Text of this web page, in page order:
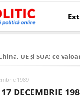
UE și SUA: ce
Modelul economic al
1989
DECEMBRIE